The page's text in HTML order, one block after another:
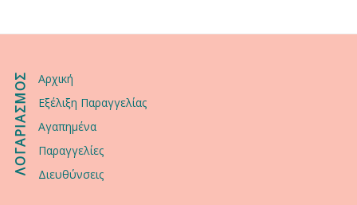
ΛΟΓΑΡΙΑΣΜΟΣ
Αρχική
Εξέλιξη Παραγγελίας
Αγαπημένα
Παραγγελίες
Διευθύνσεις